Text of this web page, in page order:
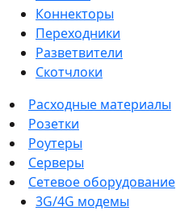
Коннекторы
Переходники
Разветвители
Скотчлоки
Расходные материалы
Розетки
Роутеры
Серверы
Сетевое оборудование
3G/4G модемы